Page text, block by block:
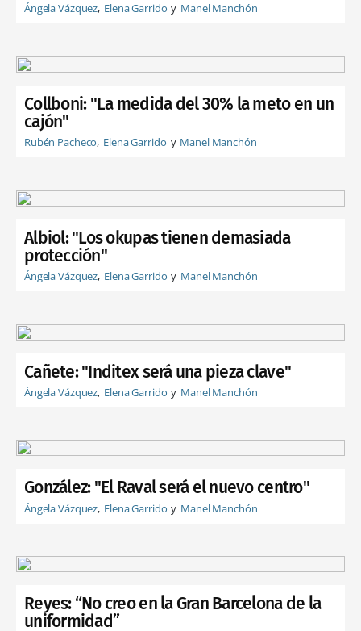
Ángela Vázquez Elena Garrido Manel Manchón
Collboni: "La medida del 30% la meto en un
cajón"
Rubén Pacheco Elena Garrido Manel Manchón
Albiol: "Los okupas tienen demasiada
protección"
Ángela Vázquez Elena Garrido Manel Manchón
Cañete: "Inditex será una pieza clave"
Ángela Vázquez Elena Garrido Manel Manchón
González: "El Raval será el nuevo centro"
Ángela Vázquez Elena Garrido Manel Manchón
Reyes: “No creo en la Gran Barcelona de la
uniformidad”